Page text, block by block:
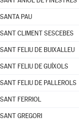
SANTA PAU
SANT CLIMENT SESCEBES
SANT FELIU DE BUIXALLEU
SANT FELIU DE GUÍXOLS
SANT FELIU DE PALLEROLS
SANT FERRIOL
SANT GREGORI